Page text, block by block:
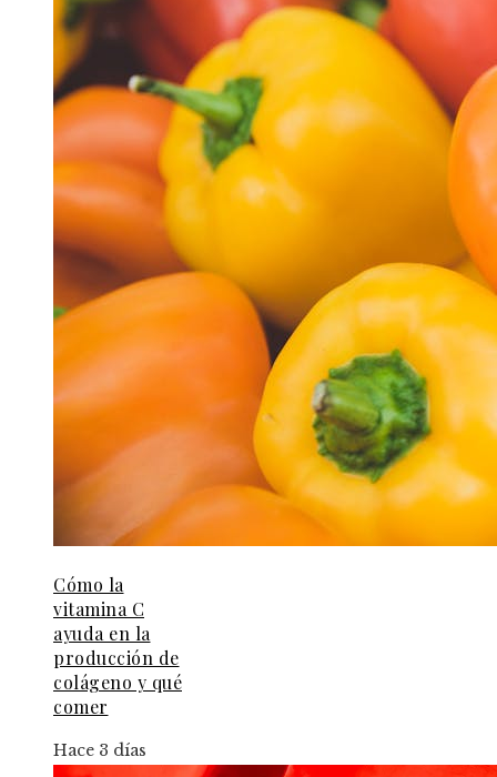
Cómo la
vitamina C
ayuda en la
producción de
colágeno y qué
comer
Hace 3 días